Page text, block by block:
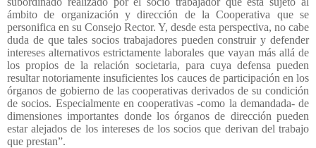
ámbito de organización y dirección de la Cooperativa que se
personifica en su Consejo Rector. Y, desde esta perspectiva, no cabe
duda de que tales socios trabajadores pueden construir y defender
intereses alternativos estrictamente laborales que vayan más allá de
los propios de la relación societaria, para cuya defensa pueden
resultar notoriamente insuficientes los cauces de participación en los
órganos de gobierno de las cooperativas derivados de su condición
de socios. Especialmente en cooperativas -como la demandada- de
dimensiones importantes donde los órganos de dirección pueden
estar alejados de los intereses de los socios que derivan del trabajo
que prestan”.